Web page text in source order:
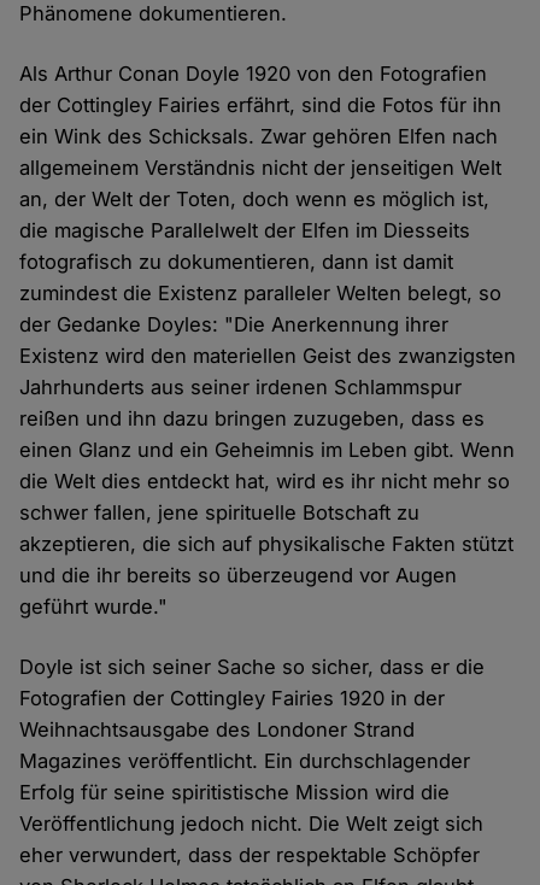
Phänomene dokumentieren.
Als Arthur Conan Doyle 1920 von den Fotografien
der Cottingley Fairies erfährt, sind die Fotos für ihn
ein Wink des Schicksals. Zwar gehören Elfen nach
allgemeinem Verständnis nicht der jenseitigen Welt
an, der Welt der Toten, doch wenn es möglich ist,
die magische Parallelwelt der Elfen im Diesseits
fotografisch zu dokumentieren, dann ist damit
zumindest die Existenz paralleler Welten belegt, so
der Gedanke Doyles: "Die Anerkennung ihrer
Existenz wird den materiellen Geist des zwanzigsten
Jahrhunderts aus seiner irdenen Schlammspur
reißen und ihn dazu bringen zuzugeben, dass es
einen Glanz und ein Geheimnis im Leben gibt. Wenn
die Welt dies entdeckt hat, wird es ihr nicht mehr so
schwer fallen, jene spirituelle Botschaft zu
akzeptieren, die sich auf physikalische Fakten stützt
und die ihr bereits so überzeugend vor Augen
geführt wurde."
Doyle ist sich seiner Sache so sicher, dass er die
Fotografien der Cottingley Fairies 1920 in der
Weihnachtsausgabe des Londoner Strand
Magazines veröffentlicht. Ein durchschlagender
Erfolg für seine spiritistische Mission wird die
Veröffentlichung jedoch nicht. Die Welt zeigt sich
eher verwundert, dass der respektable Schöpfer